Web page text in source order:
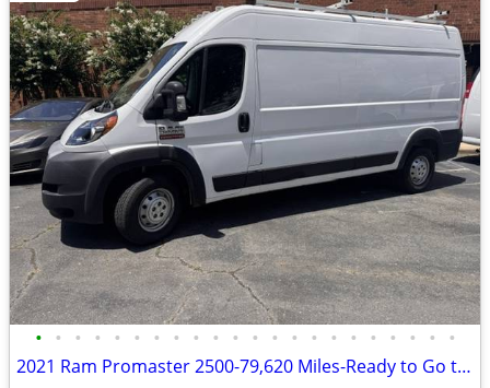
• • • • • • • • • • • • • • • • • • • • • •
2021 Ram Promaster 2500-79,620 Miles-Ready to Go to Work !!